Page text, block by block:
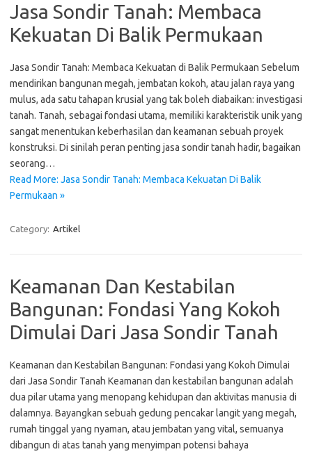
Jasa Sondir Tanah: Membaca
Kekuatan Di Balik Permukaan
Jasa Sondir Tanah: Membaca Kekuatan di Balik Permukaan Sebelum
mendirikan bangunan megah, jembatan kokoh, atau jalan raya yang
mulus, ada satu tahapan krusial yang tak boleh diabaikan: investigasi
tanah. Tanah, sebagai fondasi utama, memiliki karakteristik unik yang
sangat menentukan keberhasilan dan keamanan sebuah proyek
konstruksi. Di sinilah peran penting jasa sondir tanah hadir, bagaikan
seorang…
Read More: Jasa Sondir Tanah: Membaca Kekuatan Di Balik
Permukaan »
Category: Artikel
Keamanan Dan Kestabilan
Bangunan: Fondasi Yang Kokoh
Dimulai Dari Jasa Sondir Tanah
Keamanan dan Kestabilan Bangunan: Fondasi yang Kokoh Dimulai
dari Jasa Sondir Tanah Keamanan dan kestabilan bangunan adalah
dua pilar utama yang menopang kehidupan dan aktivitas manusia di
dalamnya. Bayangkan sebuah gedung pencakar langit yang megah,
rumah tinggal yang nyaman, atau jembatan yang vital, semuanya
dibangun di atas tanah yang menyimpan potensi bahaya